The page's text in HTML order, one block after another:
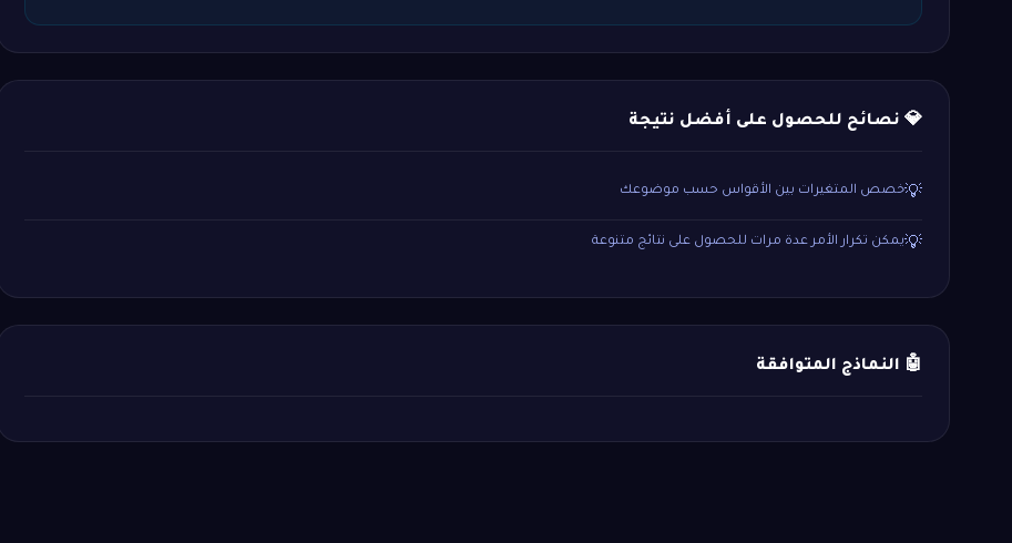
💎 نصائح للحصول على أفضل نتيجة
💡خصص المتغيرات بين الأقواس حسب موضوعك
💡يمكن تكرار الأمر عدة مرات للحصول على نتائج متنوعة
🤖 النماذج المتوافقة